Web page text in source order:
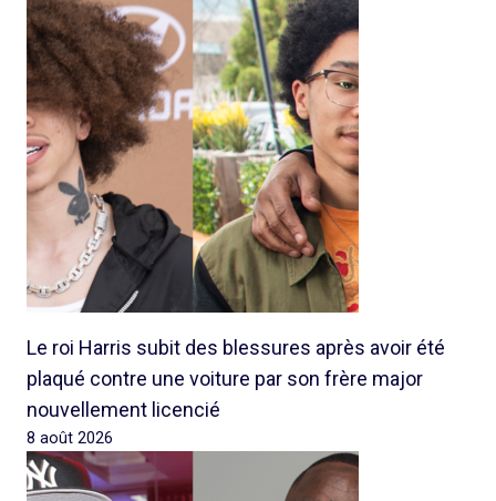
Le roi Harris subit des blessures après avoir été
plaqué contre une voiture par son frère major
nouvellement licencié
8 août 2026